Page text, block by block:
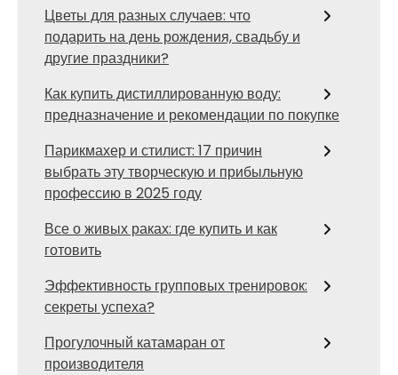
Цветы для разных случаев: что
подарить на день рождения, свадьбу и
другие праздники?
Как купить дистиллированную воду:
предназначение и рекомендации по покупке
Парикмахер и стилист: 17 причин
выбрать эту творческую и прибыльную
профессию в 2025 году
Все о живых раках: где купить и как
готовить
Эффективность групповых тренировок:
секреты успеха?
Прогулочный катамаран от
производителя